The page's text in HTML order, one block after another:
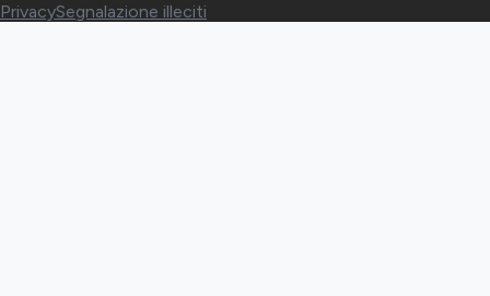
PrivacySegnalazione illeciti